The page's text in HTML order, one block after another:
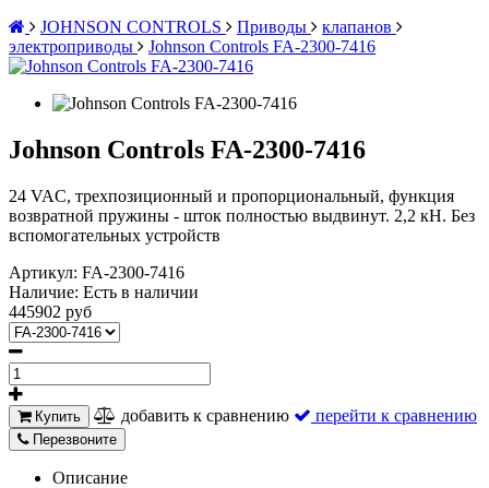
JOHNSON CONTROLS
Приводы
клапанов
электроприводы
Johnson Controls FA-2300-7416
Johnson Controls FA-2300-7416
24 VAC, трехпозиционный и пропорциональный, функция
возвратной пружины - шток полностью выдвинут. 2,2 кН. Без
вспомогательных устройств
Артикул: FA-2300-7416
Наличие: Есть в наличии
445902 руб
Купить добавить к сравнению перейти к сравнению
Перезвоните
Описание